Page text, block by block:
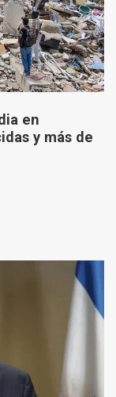
en
y más de